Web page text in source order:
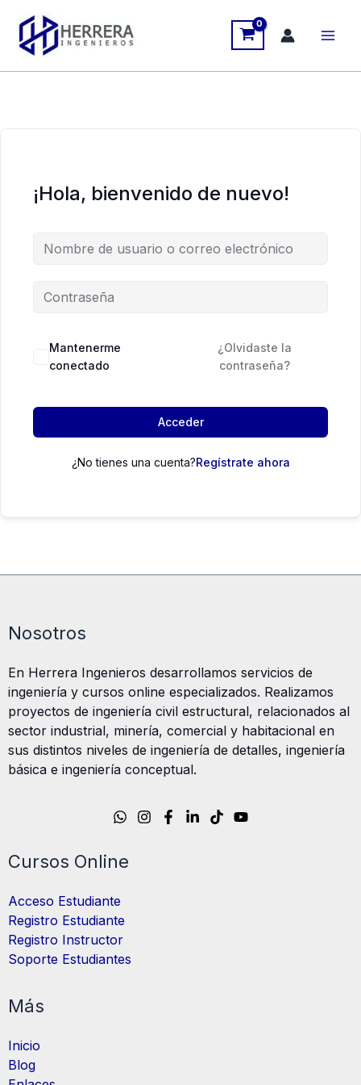
contenido
¡Hola, bienvenido de nuevo!
Mantenerme
conectado
¿Olvidaste la
contraseña?
Acceder
¿No tienes una cuenta?Regístrate ahora
Nosotros
En Herrera Ingenieros desarrollamos servicios de
ingeniería y cursos online especializados. Realizamos
proyectos de ingeniería civil estructural, relacionados al
sector industrial, minería, comercial y habitacional en
sus distintos niveles de ingeniería de detalles, ingeniería
básica e ingeniería conceptual.
Cursos Online
Acceso Estudiante
Registro Estudiante
Registro Instructor
Soporte Estudiantes
Más
Inicio
Blog